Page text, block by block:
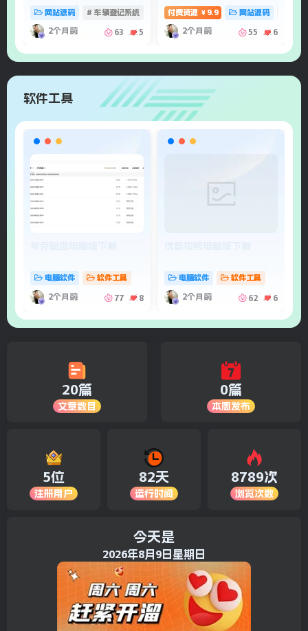
网站源码 # 车辆登记系统 # 车辆登记管理系统
2个月前 63 5
整视频教程
付费资源 ￥ 9.9 网站源码
2个月前 55 6
软件工具
电脑软件 软件工具
2个月前 77 8
电脑软件 软件工具
2个月前 62 6
20篇
文章数目
0篇
本周发布
5位
注册用户
82天
运行时间
8789次
浏览次数
今天是
2026年8月9日星期日